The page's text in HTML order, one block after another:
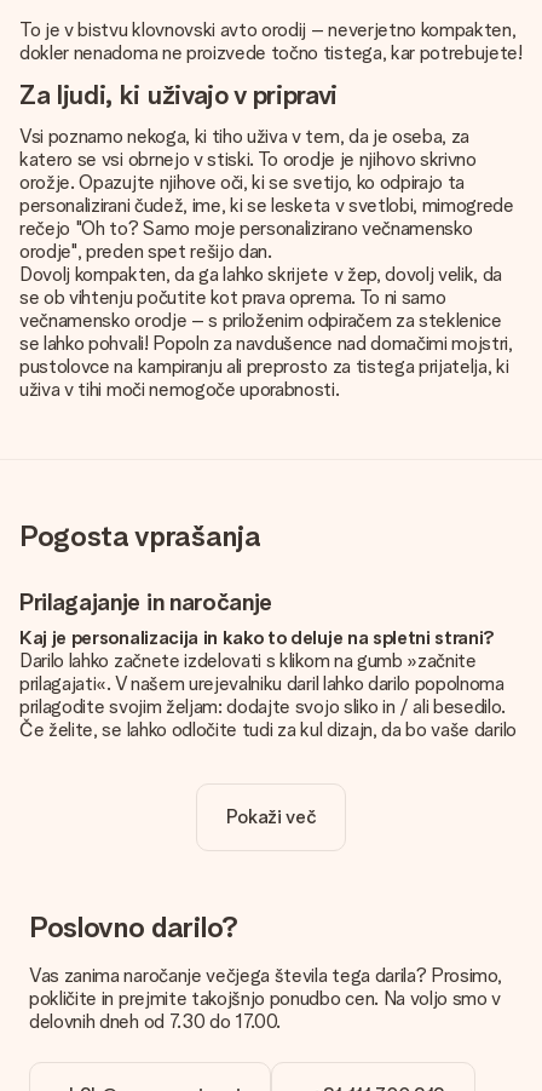
To je v bistvu klovnovski avto orodij – neverjetno kompakten,
dokler nenadoma ne proizvede točno tistega, kar potrebujete!
Za ljudi, ki uživajo v pripravi
Vsi poznamo nekoga, ki tiho uživa v tem, da je oseba, za
katero se vsi obrnejo v stiski. To orodje je njihovo skrivno
orožje. Opazujte njihove oči, ki se svetijo, ko odpirajo ta
personalizirani čudež, ime, ki se lesketa v svetlobi, mimogrede
rečejo "Oh to? Samo moje personalizirano večnamensko
orodje", preden spet rešijo dan.
Dovolj kompakten, da ga lahko skrijete v žep, dovolj velik, da
se ob vihtenju počutite kot prava oprema. To ni samo
večnamensko orodje – s priloženim odpiračem za steklenice
se lahko pohvali! Popoln za navdušence nad domačimi mojstri,
pustolovce na kampiranju ali preprosto za tistega prijatelja, ki
uživa v tihi moči nemogoče uporabnosti.
Pogosta vprašanja
Prilagajanje in naročanje
Kaj je personalizacija in kako to deluje na spletni strani?
Darilo lahko začnete izdelovati s klikom na gumb »začnite
prilagajati«. V našem urejevalniku daril lahko darilo popolnoma
prilagodite svojim željam: dodajte svojo sliko in / ali besedilo.
Če želite, se lahko odločite tudi za kul dizajn, da bo vaše darilo
Je personalizacija vključena v ceno?
Cena, prikazana na spletnem mestu, vključuje personalizacijo
vašega darila. Lepo in jasno!
Želimo poskrbeti, da boste z darilom popolnoma zadovoljni.
Zato je pomembno, da uporabljamo visokokakovostne
našo službo za pomoč strankam in priložite fotografijo skupaj
z darilom, ki ga želite naročiti. Nato lahko za vas preverijo
kakovost!
Katere formate lahko naložim?
Pokaži več
Poslovno darilo?
Vas zanima naročanje večjega števila tega darila? Prosimo,
pokličite in prejmite takojšnjo ponudbo cen. Na voljo smo v
delovnih dneh od 7.30 do 17.00.